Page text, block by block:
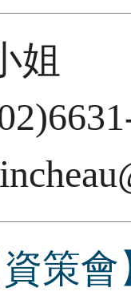
姐
策